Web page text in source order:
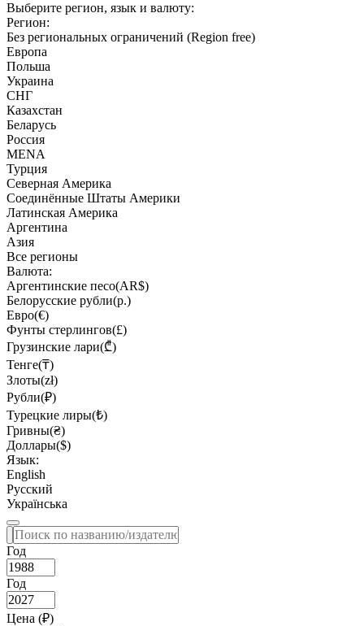
Выберите регион, язык и валюту:
Регион:
Без региональных ограничений (Region free)
Европа
Польша
Украина
СНГ
Казахстан
Беларусь
Россия
MENA
Турция
Северная Америка
Соединённые Штаты Америки
Латинская Америка
Аргентина
Азия
Все регионы
Валюта:
Аргентинские песо(AR$)
Белорусские рубли(р.)
Евро(€)
Фунты стерлингов(£)
Грузинские лари(₾)
Тенге(₸)
Злоты(zł)
Рубли(₽)
Турецкие лиры(₺)
Гривны(₴)
Доллары($)
Язык:
English
Русский
Українська
Год
Год
Цена (₽)